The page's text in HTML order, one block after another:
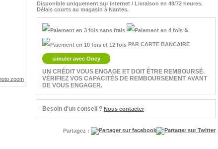
Disponible uniquement sur internet / Livraison en 48/72 heures.
Délais courts au magasin à Nantes.
&
PAR CARTE BANCAIRE
simuler avec Oney
UN CRÉDIT VOUS ENGAGE ET DOIT ÊTRE REMBOURSÉ.
VÉRIFIEZ VOS CAPACITÉS DE REMBOURSEMENT AVANT
DE VOUS ENGAGER.
Besoin d'un conseil ? Nous contacter
Partagez :